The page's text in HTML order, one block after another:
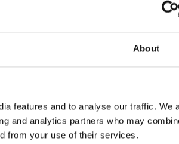
About
features and to analyse our traffic. We
and analytics partners who may
from your use of their services.